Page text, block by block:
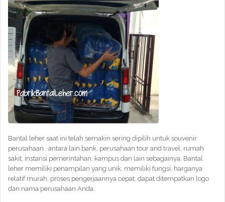
Bantal leher saat ini telah semakin sering dipilih untuk souvenir
perusahaan , antara lain bank, perusahaan tour and travel, rumah
sakit, instansi pemerintahan, kampus dan lain sebagainya. Bantal
leher memiliki penampilan yang unik, memiliki fungsi, harganya
relatif murah, proses pengerjaannya cepat, dapat ditempatkan logo
dan nama perusahaan Anda.